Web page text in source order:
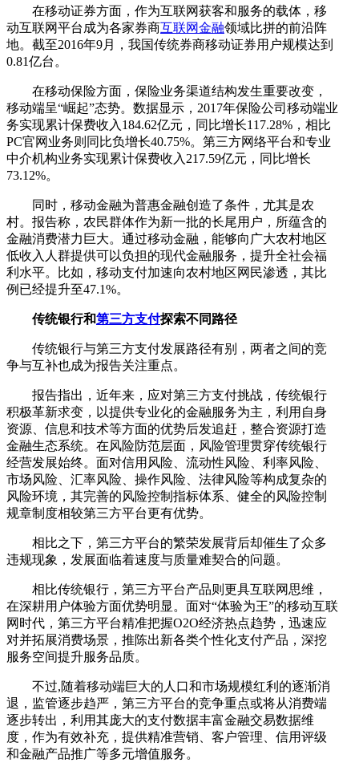
在移动证券方面，作为互联网获客和服务的载体，移
动互联网平台成为各家券商互联网金融领域比拼的前沿阵
地。截至2016年9月，我国传统券商移动证券用户规模达到
0.81亿台。
在移动保险方面，保险业务渠道结构发生重要改变，
移动端呈“崛起”态势。数据显示，2017年保险公司移动端业
务实现累计保费收入184.62亿元，同比增长117.28%，相比
PC官网业务则同比负增长40.75%。第三方网络平台和专业
中介机构业务实现累计保费收入217.59亿元，同比增长
73.12%。
同时，移动金融为普惠金融创造了条件，尤其是农
村。报告称，农民群体作为新一批的长尾用户，所蕴含的
金融消费潜力巨大。通过移动金融，能够向广大农村地区
低收入人群提供可以负担的现代金融服务，提升全社会福
利水平。比如，移动支付加速向农村地区网民渗透，其比
例已经提升至47.1%。
传统银行和第三方支付探索不同路径
传统银行与第三方支付发展路径有别，两者之间的竞
争与互补也成为报告关注重点。
报告指出，近年来，应对第三方支付挑战，传统银行
积极革新求变，以提供专业化的金融服务为主，利用自身
资源、信息和技术等方面的优势后发追赶，整合资源打造
金融生态系统。在风险防范层面，风险管理贯穿传统银行
经营发展始终。面对信用风险、流动性风险、利率风险、
市场风险、汇率风险、操作风险、法律风险等构成复杂的
风险环境，其完善的风险控制指标体系、健全的风险控制
规章制度相较第三方平台更有优势。
相比之下，第三方平台的繁荣发展背后却催生了众多
违规现象，发展面临着速度与质量难契合的问题。
相比传统银行，第三方平台产品则更具互联网思维，
在深耕用户体验方面优势明显。面对“体验为王”的移动互联
网时代，第三方平台精准把握O2O经济热点趋势，迅速应
对并拓展消费场景，推陈出新各类个性化支付产品，深挖
服务空间提升服务品质。
不过,随着移动端巨大的人口和市场规模红利的逐渐消
退，监管逐步趋严，第三方平台的竞争重点或将从消费端
逐步转出，利用其庞大的支付数据丰富金融交易数据维
度，作为有效补充，提供精准营销、客户管理、信用评级
和金融产品推广等多元增值服务。